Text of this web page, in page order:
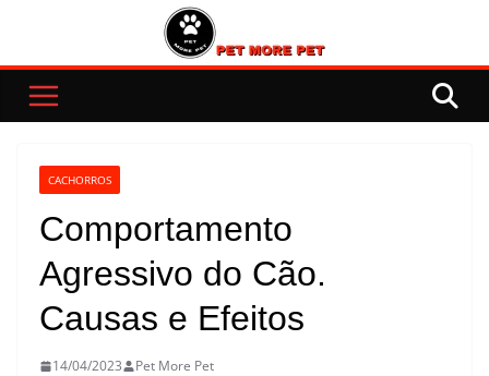
o
conteúdo
CACHORROS
Comportamento
Agressivo do Cão.
Causas e Efeitos
14/04/2023 Pet More Pet